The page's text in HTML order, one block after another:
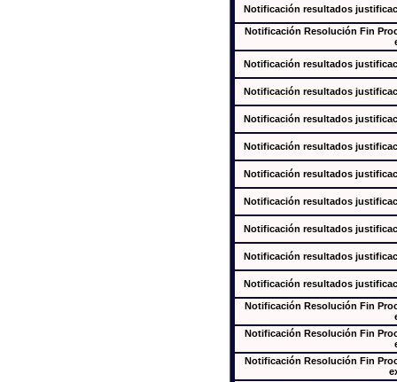
Notificación resultados
Notificación Resolución Fin
Notificación resultados
Notificación resultados
Notificación resultados
Notificación resultados
Notificación resultados
Notificación resultados
Notificación resultados
Notificación resultados
Notificación resultados
Notificación Resolución Fin
Notificación Resolución Fin
Notificación Resolución Fin